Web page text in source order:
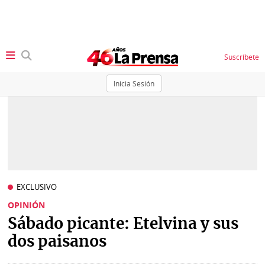
Inicia Sesión
Suscríbete
Sociedad
Política
Economía
Vivir+
EXCLUSIVO
OPINIÓN
Sábado picante: Etelvina y sus
dos paisanos